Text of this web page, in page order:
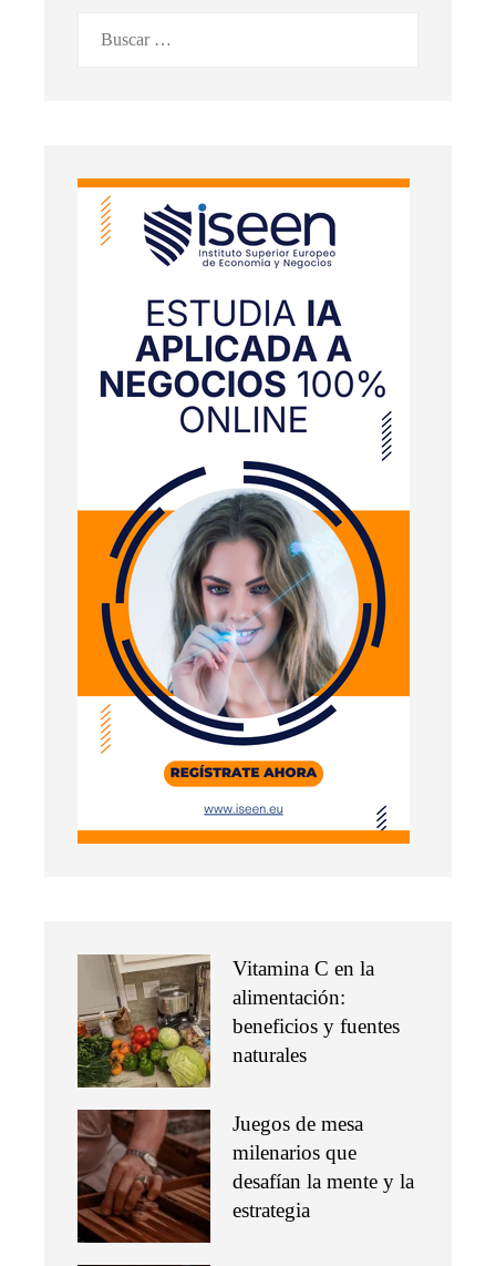
Vitamina C en la
alimentación:
beneficios y fuentes
naturales
Juegos de mesa
milenarios que
desafían la mente y la
estrategia